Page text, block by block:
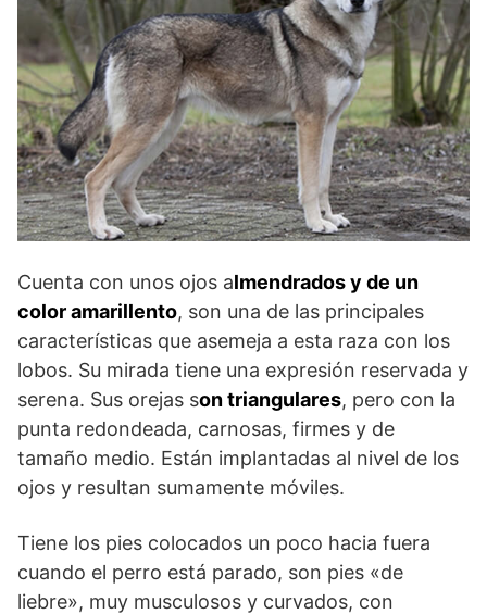
Cuenta con unos ojos almendrados y de un
color amarillento, son una de las principales
características que asemeja a esta raza con los
lobos. Su mirada tiene una expresión reservada y
serena. Sus orejas son triangulares, pero con la
punta redondeada, carnosas, firmes y de
tamaño medio. Están implantadas al nivel de los
ojos y resultan sumamente móviles.
Tiene los pies colocados un poco hacia fuera
cuando el perro está parado, son pies «de
liebre», muy musculosos y curvados, con